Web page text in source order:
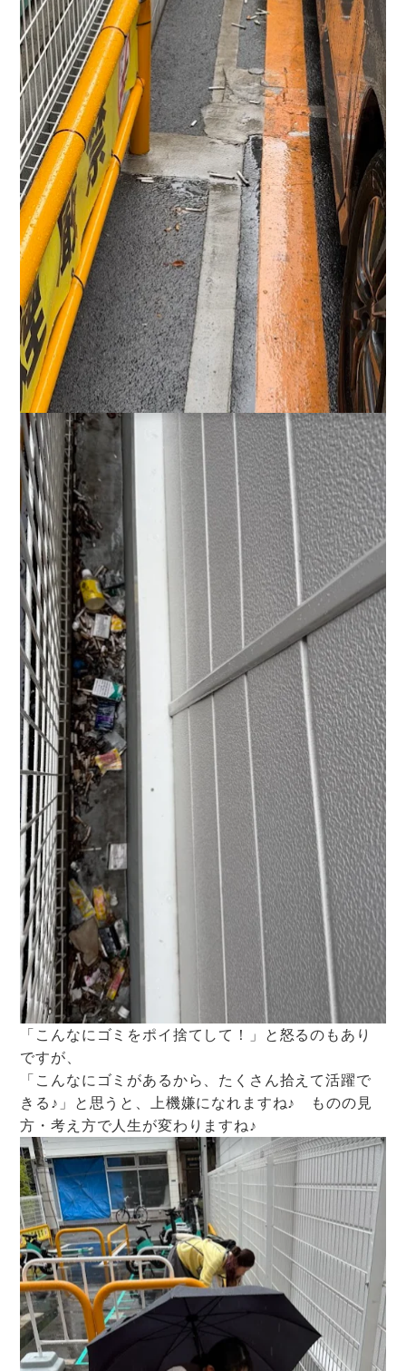
「こんなにゴミをポイ捨てして！」と怒るのもあり
ですが、
「こんなにゴミがあるから、たくさん拾えて活躍で
きる♪」と思うと、上機嫌になれますね♪ ものの見
方・考え方で人生が変わりますね♪